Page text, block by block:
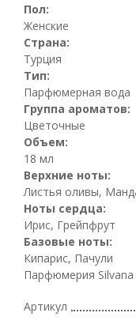
Пол:
Женские
Страна:
Турция
Тип:
Парфюмерная вода
Группа ароматов:
Цветочные
Объем:
18 мл
Верхние ноты:
Листья оливы,
Ноты сердца:
Ирис, Грейпфрут
Базовые ноты:
Кипарис, Пачули
Парфюмерия Silvana
Артикул